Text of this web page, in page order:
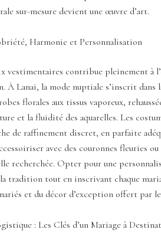
sur-mesure devient une œuvre d’art.
Harmonie et Personnalisation
vestimentaires contribue pleinement à
À Lanai, la mode nuptiale s’inscrit
florales aux tissus vaporeux,
et la fluidité des aquarelles. Les
de raffinement discret, en parfaite
avec des couronnes fleuries
recherchée. Opter pour une
tradition tout en inscrivant chaque
et du décor d’exception offert par
: Les Clés d’un Mariage à